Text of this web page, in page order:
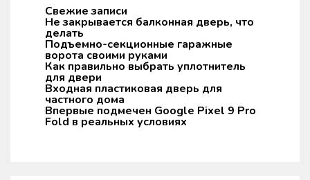
Свежие записи
Не закрывается балконная дверь, что
делать
Подъемно-секционные гаражные
ворота своими руками
Как правильно выбрать уплотнитель
для двери
Входная пластиковая дверь для
частного дома
Впервые подмечен Google Pixel 9 Pro
Fold в реальных условиях